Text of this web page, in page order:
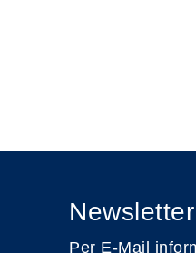
Newsletter
Per E-Mail